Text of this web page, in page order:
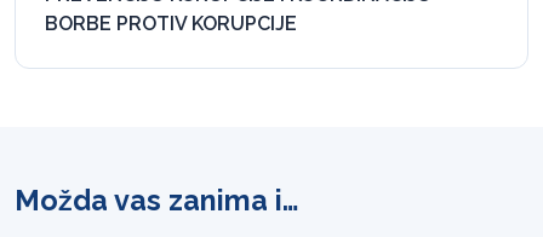
BORBE PROTIV KORUPCIJE
Možda vas zanima i…